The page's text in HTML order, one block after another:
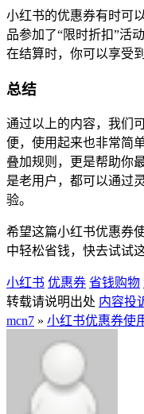
小红书的优惠券有时可
品参加了“限时折扣”活
在结算时，你可以享受
总结
通过以上的内容，我们
便，使用起来也非常简
叠加规则，更是帮助你
是老用户，都可以通过
验。
希望这篇小红书优惠券
中轻松省钱，快去试试
小红书 优惠券 省钱购物
转载请说明出处 内容投
mcn7 » 小红书优惠券使